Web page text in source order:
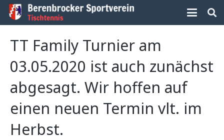
TT Family Turnier am
03.05.2020 ist auch zunächst
abgesagt. Wir hoffen auf
einen neuen Termin vlt. im
Herbst.